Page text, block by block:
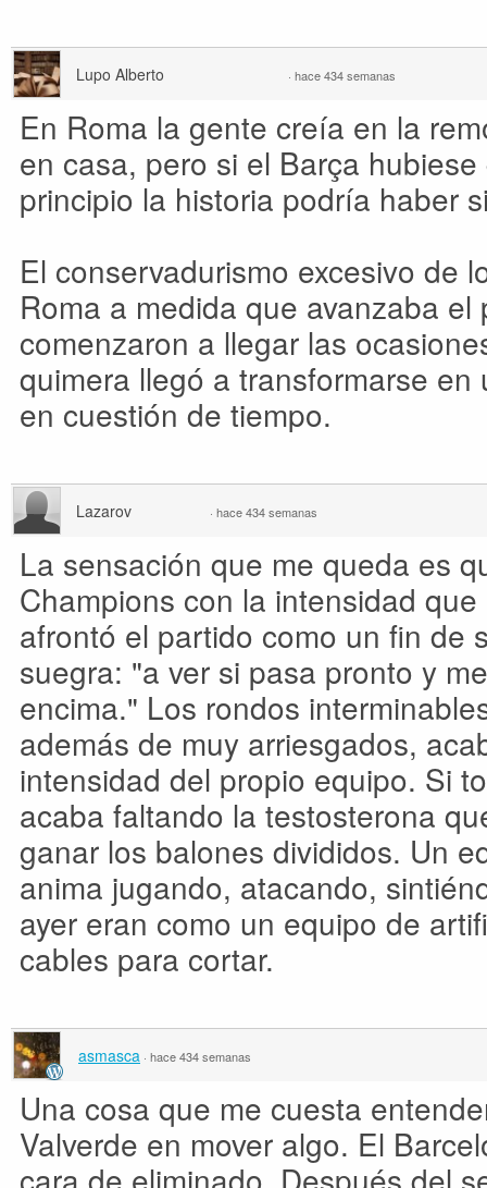
Lupo Alberto · hace 434 semanas
En Roma la gente creía en la
en casa, pero si el Barça
principio la historia podría haber
El conservadurismo excesivo de
Roma a medida que avanzaba
comenzaron a llegar las
quimera llegó a transformarse
en cuestión de tiempo.
Lazarov · hace 434 semanas
La sensación que me queda es
Champions con la intensidad
afrontó el partido como un fin de
suegra: "a ver si pasa pronto y
encima." Los rondos
además de muy arriesgados,
intensidad del propio equipo. Si
acaba faltando la testosterona
ganar los balones divididos. Un
anima jugando, atacando,
ayer eran como un equipo de
cables para cortar.
asmasca · hace 434 semanas
Una cosa que me cuesta
Valverde en mover algo. El
cara de eliminado. Después del